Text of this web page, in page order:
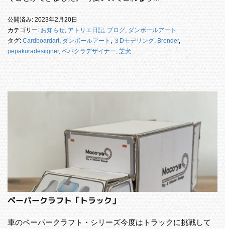
公開済み: 2023年2月20日
カテゴリー: お知らせ, アトリエ日記, ブログ, ダンボールアート
タグ: Cardboardart, ダンボールアート , ３Dモデリング, Brender,
pepakuradesiigner, ペパクラデザイナー, 芝犬
ペーパークラフト「トラック」
車のペーパークラフト・シリーズ今度はトラックに挑戦して